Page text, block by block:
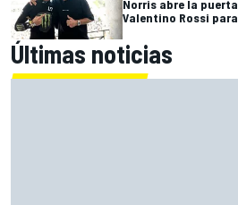
Norris abre la
Valentino Rossi
Últimas noticias